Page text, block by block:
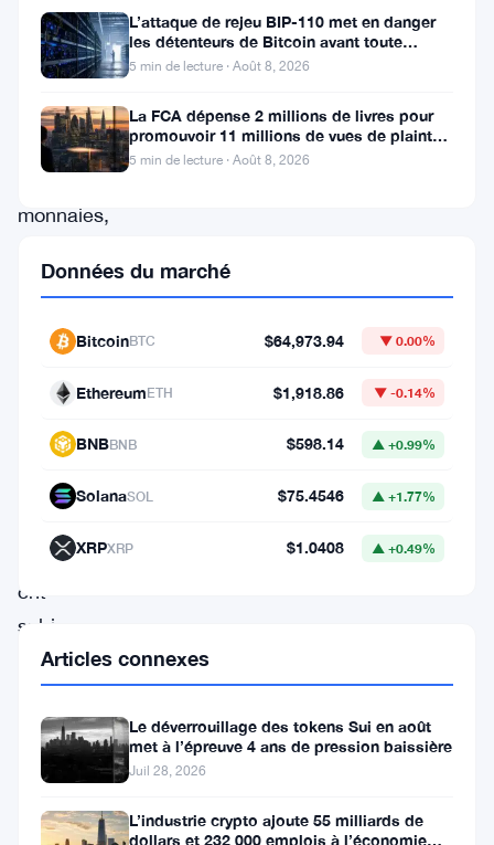
paysage
dynamique
marché
des
crypto-
monnaies,
projets
réalisé
substantiels,
tandis
d’autres
ont
subi
des
pertes
notables.
grands
L’attaque de rejeu BIP-110 met en danger
les détenteurs de Bitcoin avant toute
scission de chaîne
5 min de lecture · Août 8, 2026
La FCA dépense 2 millions de livres pour
promouvoir 11 millions de vues de plaintes
sur le financement
5 min de lecture · Août 8, 2026
Données du marché
BitcoinBTC $64,973.94 ▼ 0.00%
EthereumETH $1,918.86 ▼ -0.14%
BNBBNB $598.14 ▲ +0.99%
SolanaSOL $75.4546 ▲ +1.77%
XRPXRP $1.0408 ▲ +0.49%
Articles connexes
Le déverrouillage des tokens Sui en août
met à l’épreuve 4 ans de pression baissière
Juil 28, 2026
L’industrie crypto ajoute 55 milliards de
dollars et 232 000 emplois à l’économie